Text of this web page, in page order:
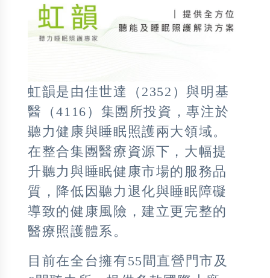
虹韻是由佳世達（2352）與明基
醫（4116）集團所投資，專注於
聽力健康與睡眠照護兩大領域。
在整合集團醫療資源下，大幅提
升聽力與睡眠健康市場的服務品
質，降低因聽力退化與睡眠障礙
導致的健康風險，建立更完整的
醫療照護體系。
目前在全台擁有55間直營門市及